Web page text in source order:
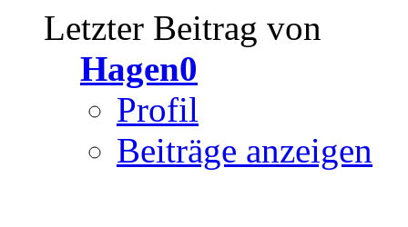
Letzter Beitrag von
Hagen0
Profil
Beiträge anzeigen